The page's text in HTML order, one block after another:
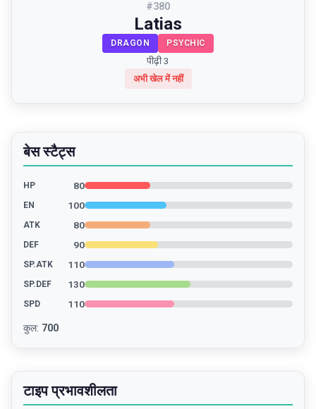
#380
Latias
DRAGON PSYCHIC
पीढ़ी 3
अभी खेल में नहीं
बेस स्टैट्स
HP 80
EN 100
ATK 80
DEF 90
SP.ATK 110
SP.DEF 130
SPD 110
कुल: 700
टाइप प्रभावशीलता